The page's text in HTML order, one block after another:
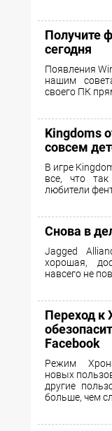
Получите
сегодня
Появления
нашим
своего ПК
Kingdoms
совсем
В игре
все, что
любители
Снова в
Jagged
хорошая,
навсего не
Переход к
Facebook
Режим
новых
другие
больше, чем